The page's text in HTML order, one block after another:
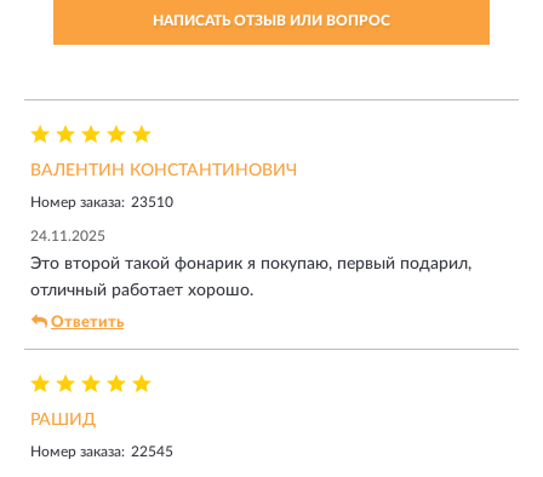
НАПИСАТЬ ОТЗЫВ ИЛИ ВОПРОС
ВАЛЕНТИН КОНСТАНТИНОВИЧ
Номер заказа: 23510
24.11.2025
Это второй такой фонарик я покупаю, первый подарил,
отличный работает хорошо.
Ответить
РАШИД
Номер заказа: 22545